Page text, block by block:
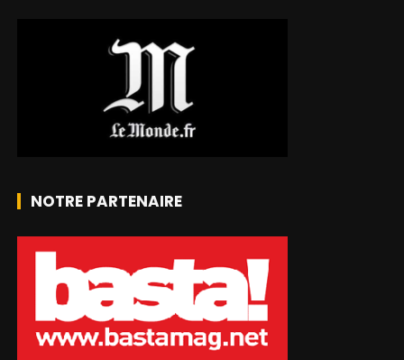
NOTRE PARTENAIRE